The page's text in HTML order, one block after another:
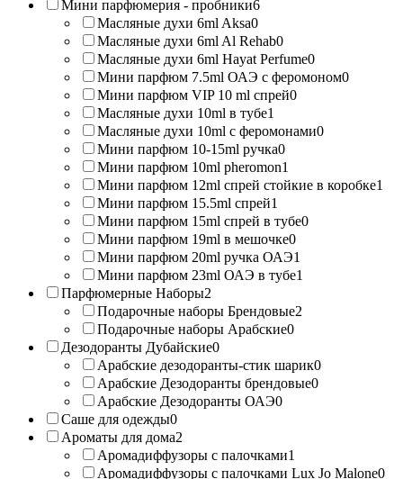
Мини парфюмерия - пробники6
Масляные духи 6ml Aksa0
Масляные духи 6ml Al Rehab0
Масляные духи 6ml Hayat Perfume0
Мини парфюм 7.5ml ОАЭ с феромоном0
Мини парфюм VIP 10 ml спрей0
Масляные духи 10ml в тубе1
Масляные духи 10ml с феромонами0
Мини парфюм 10-15ml ручка0
Мини парфюм 10ml pheromon1
Мини парфюм 12ml спрей стойкие в коробке1
Мини парфюм 15.5ml спрей1
Мини парфюм 15ml спрей в тубе0
Мини парфюм 19ml в мешочке0
Мини парфюм 20ml ручка ОАЭ1
Мини парфюм 23ml ОАЭ в тубе1
Парфюмерные Наборы2
Подарочные наборы Брендовые2
Подарочные наборы Арабские0
Дезодоранты Дубайские0
Арабские дезодоранты-стик шарик0
Арабские Дезодоранты брендовые0
Арабские Дезодоранты ОАЭ0
Саше для одежды0
Ароматы для дома2
Аромадиффузоры с палочками1
Аромадиффузоры с палочками Lux Jo Malone0